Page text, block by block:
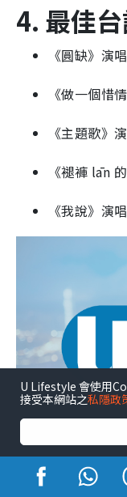
4. 最佳
《圓缺》演
《做一個惜
《主題歌》
《褪褲 lān
《我說》演
5. 最佳
U Lifestyle 會使用
接受本網站之私隱政